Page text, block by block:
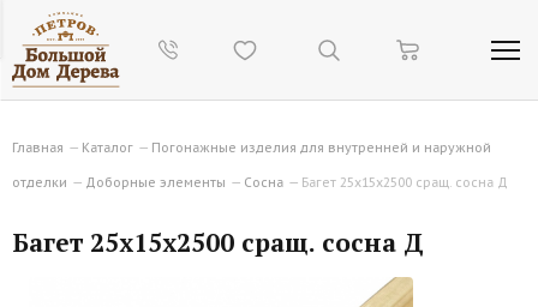
Главная — Каталог — Погонажные изделия для внутренней и наружной
отделки — Доборные элементы — Сосна — Багет 25х15х2500 сращ. сосна Д
Багет 25х15х2500 сращ. сосна Д